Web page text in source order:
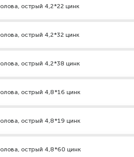
острый 4,2*22 цинк
острый 4,2*32 цинк
острый 4,2*38 цинк
острый 4,8*16 цинк
острый 4,8*19 цинк
острый 4,8*60 цинк